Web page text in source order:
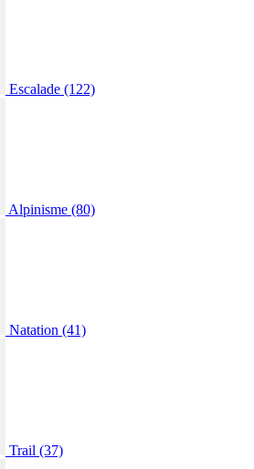
Escalade (122)
Alpinisme (80)
Natation (41)
Trail (37)